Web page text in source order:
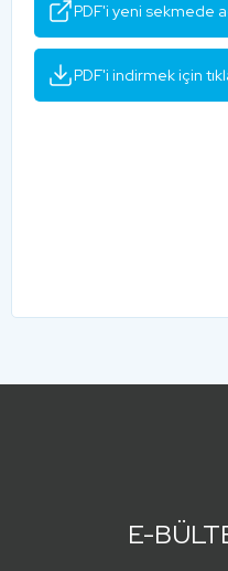
PDF'i yeni sekmede
PDF'i indirmek için
E-